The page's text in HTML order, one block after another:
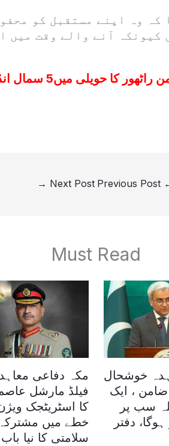
کہ وہ اپنے مستقبل کو
کیونکہ آنے والے وقت میں
Next Post
→
Must Read
خوشحال
، ایک
سب پر
دفتر
مکہ دفاعی
فیلڈ مارشل عاصم
کا اسٹریٹجک
خطے میں مشترکہ
سلامتی کا نیا باب